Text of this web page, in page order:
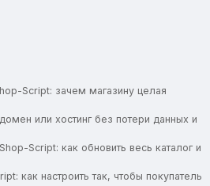
Script: зачем магазину целая
или хостинг без потери данных и
Script: как обновить весь каталог и
как настроить так, чтобы покупатель